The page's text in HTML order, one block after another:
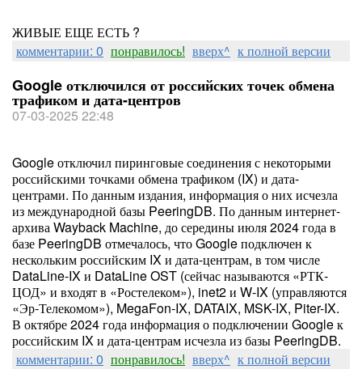
ЖИВЫЕ ЕЩЕ ЕСТЬ ?
комментарии: 0 понравилось! вверх^ к полной версии
Google отключился от российских точек обмена
трафиком и дата-центров
07-03-2025 22:48
Google отключил пиринговые соединения с некоторыми
российскими точками обмена трафиком (IX) и дата-
центрами. По данным издания, информация о них исчезла
из международной базы PeeringDB. По данным интернет-
архива Wayback Machine, до середины июля 2024 года в
базе PeeringDB отмечалось, что Google подключен к
нескольким российским IX и дата-центрам, в том числе
DataLine-IX и DataLine OST (сейчас называются «РТК-
ЦОД» и входят в «Ростелеком»), inet2 и W-IX (управляются
«Эр-Телекомом»), MegaFon-IX, DATAIX, MSK-IX, Piter-IX.
В октябре 2024 года информация о подключении Google к
российским IX и дата-центрам исчезла из базы PeeringDB.
комментарии: 0 понравилось! вверх^ к полной версии